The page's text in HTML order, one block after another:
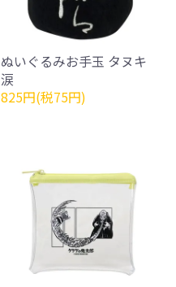
ぬいぐるみお手玉 タヌキ
涙
825円(税75円)